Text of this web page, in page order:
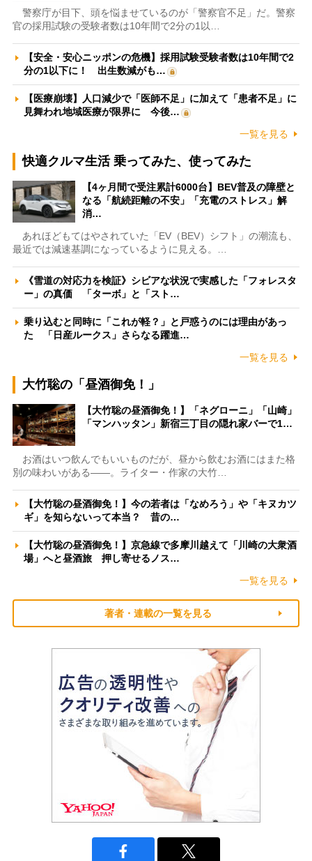
警察庁が目下、頭を悩ませているのが「警察官不足」だ。警察
官の採用試験の受験者数は10年間で2分の1以…
【安全・安心ニッポンの危機】採用試験受験者数は10年間で2
分の1以下に！ 出生数減がも…
【医療崩壊】人口減少で「医師不足」に加えて「患者不足」に
見舞われ地域医療が限界に 今後…
一覧を見る
快適クルマ生活 乗ってみた、使ってみた
【4ヶ月間で受注累計6000台】BEV普及の障壁と
なる「航続距離の不安」「充電のストレス」解
消…
あれほどもてはやされていた「EV（BEV）シフト」の潮流も、
最近では減速基調になっているように見える。…
《雪道の対応力を検証》シビアな状況で実感した「フォレスタ
ー」の真価 「ターボ」と「スト…
乗り込むと同時に「これが軽？」と戸惑うのには理由があっ
た 「日産ルークス」さらなる躍進…
一覧を見る
大竹聡の「昼酒御免！」
【大竹聡の昼酒御免！】「ネグローニ」「山崎」
「マンハッタン」新宿三丁目の隠れ家バーで1…
お酒はいつ飲んでもいいものだが、昼から飲むお酒にはまた格
別の味わいがある――。ライター・作家の大竹…
【大竹聡の昼酒御免！】今の若者は「なめろう」や「キヌカツ
ギ」を知らないって本当？ 昔の…
【大竹聡の昼酒御免！】京急線で多摩川越えて「川崎の大衆酒
場」へと昼酒旅 押し寄せるノス…
一覧を見る
著者・連載の一覧を見る